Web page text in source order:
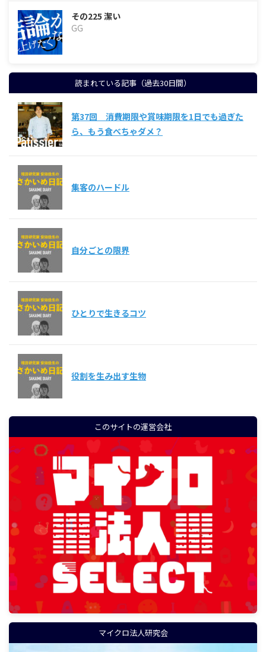
その225 潔い
GG
読まれている記事（過去30日間）
第37回 消費期限や賞味期限を1日でも過ぎた
ら、もう食べちゃダメ？
集客のハードル
自分ごとの限界
ひとりで生きるコツ
役割を生み出す生物
このサイトの運営会社
マイクロ法人研究会